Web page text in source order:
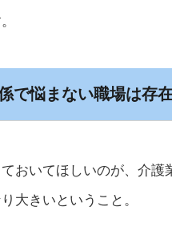
で悩まない職場は存
おいてほしいのが、介護
大きいということ。